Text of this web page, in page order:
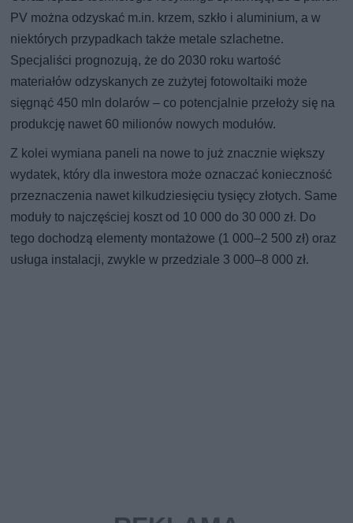
PV można odzyskać m.in. krzem, szkło i aluminium, a w
niektórych przypadkach także metale szlachetne.
Specjaliści prognozują, że do 2030 roku wartość
materiałów odzyskanych ze zużytej fotowoltaiki może
sięgnąć 450 mln dolarów – co potencjalnie przełoży się na
produkcję nawet 60 milionów nowych modułów.
Z kolei wymiana paneli na nowe to już znacznie większy
wydatek, który dla inwestora może oznaczać konieczność
przeznaczenia nawet kilkudziesięciu tysięcy złotych. Same
moduły to najczęściej koszt od 10 000 do 30 000 zł. Do
tego dochodzą elementy montażowe (1 000–2 500 zł) oraz
usługa instalacji, zwykle w przedziale 3 000–8 000 zł.